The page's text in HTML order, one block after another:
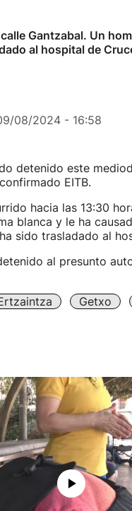
Gantzabal. Un
al hospital de
08/2024 - 16:58
detenido este
EITB.
hacia las 13:30
blanca y le ha
sido trasladado al
al presunto
Getxo